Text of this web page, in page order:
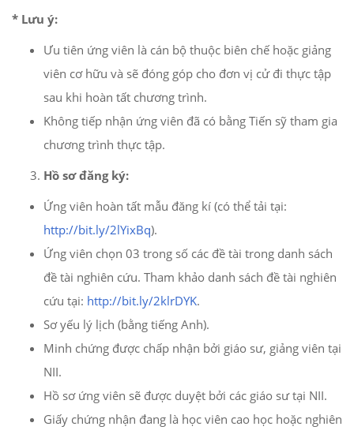
* Lưu ý:
Ưu tiên ứng viên là cán bộ thuộc biên chế hoặc giảng
viên cơ hữu và sẽ đóng góp cho đơn vị cử đi thực tập
sau khi hoàn tất chương trình.
Không tiếp nhận ứng viên đã có bằng Tiến sỹ tham gia
chương trình thực tập.
Hồ sơ đăng ký:
Ứng viên hoàn tất mẫu đăng kí (có thể tải tại:
http://bit.ly/2lYixBq).
Ứng viên chọn 03 trong số các đề tài trong danh sách
đề tài nghiên cứu. Tham khảo danh sách đề tài nghiên
cứu tại: http://bit.ly/2klrDYK.
Sơ yếu lý lịch (bằng tiếng Anh).
Minh chứng được chấp nhận bởi giáo sư, giảng viên tại
NII.
Hồ sơ ứng viên sẽ được duyệt bởi các giáo sư tại NII.
Giấy chứng nhận đang là học viên cao học hoặc nghiên